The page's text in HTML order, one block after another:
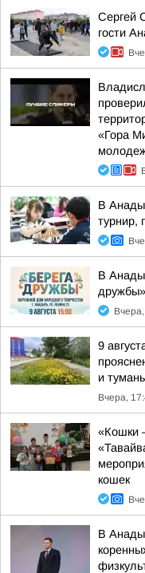
Сергей
гости
«Гора
В
турнир,
В
дружбы»
9
и
Вчера,
«Кошки
кошек
В